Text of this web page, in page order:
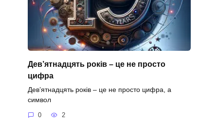
Дев’ятнадцять років – це не просто
цифра
Дев’ятнадцять років – це не просто цифра, а
символ
0 2